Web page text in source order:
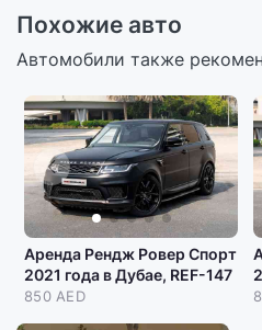
Похожие авто
Автомобили также
Аренда Рендж Ровер Спорт
2021 года в Дубае, REF-147
850 AED